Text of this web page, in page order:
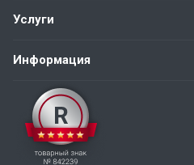
Услуги
Информация